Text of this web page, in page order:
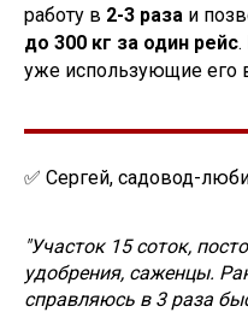
работу в 2-3 раза и
до 300 кг за один рейс
уже использующие его
✅ Сергей, садовод-
"Участок 15 соток,
удобрения, саженцы.
справляюсь в 3 раза